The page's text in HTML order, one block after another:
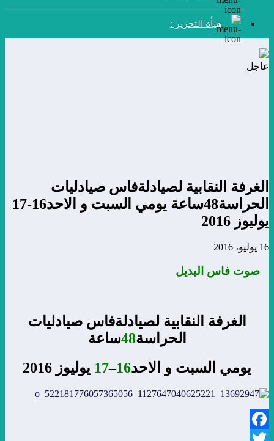
هيأة التحرير :
عاجل
الغرفة النقابية لصيادلةفاس صيادليات
الحراسة48ساعة يومي السبت و الاحد16-17
يوليوز 2016
16 يوليو، 2016
صوت فاس البديل
الغرفة النقابية لصيادلةفاس صيادليات
الحراسة48ساعة
يومي السبت و الاحد16
–
17 يوليوز 2016
Facebook